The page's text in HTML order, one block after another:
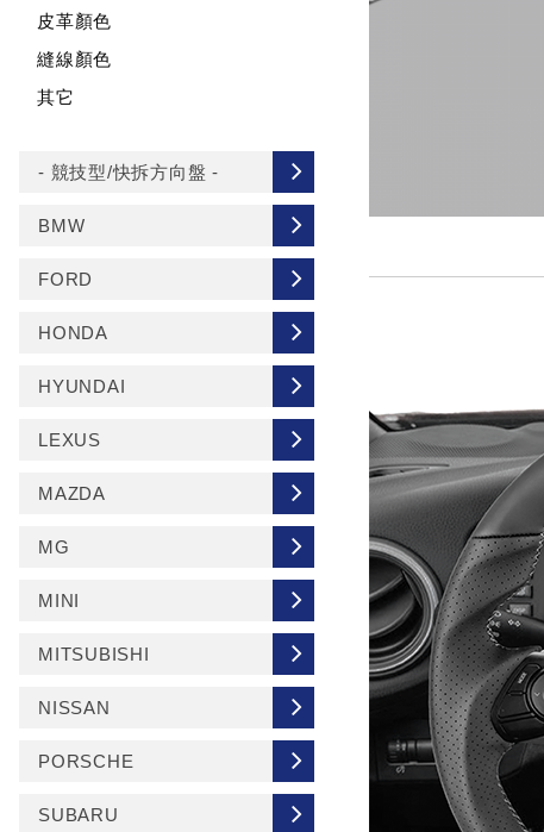
皮革顏色
縫線顏色
其它
- 競技型/快拆方向盤 -
BMW
FORD
HONDA
HYUNDAI
LEXUS
MAZDA
MG
MINI
MITSUBISHI
NISSAN
PORSCHE
SUBARU